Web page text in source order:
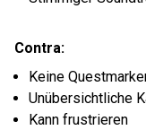
Contra:
Keine
Unübersichtliche
Kann frustrieren